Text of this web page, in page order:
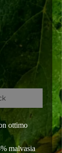
ottimo
malvasia